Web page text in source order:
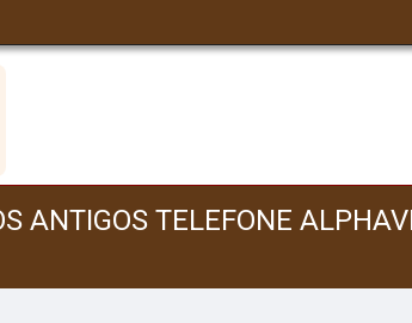
ANTIGOS TELEFONE